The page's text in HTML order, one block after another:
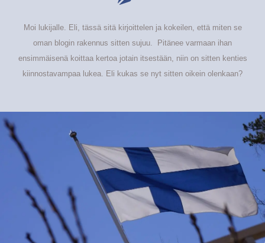
Moi lukijalle. Eli, tässä sitä kirjoittelen ja kokeilen, että miten se
oman blogin rakennus sitten sujuu. Pitänee varmaan ihan
ensimmäisenä koittaa kertoa jotain itsestään, niin on sitten kenties
kiinnostavampaa lukea. Eli kukas se nyt sitten oikein olenkaan?